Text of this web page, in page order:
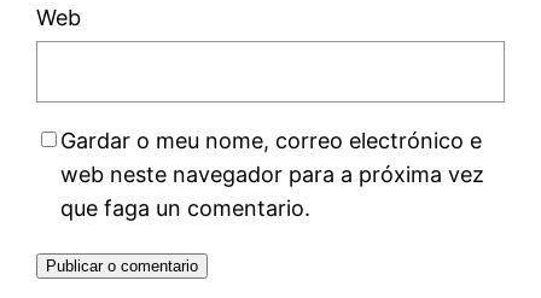
Web
Gardar o meu nome, correo electrónico e
web neste navegador para a próxima vez
que faga un comentario.